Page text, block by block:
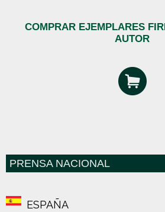
COMPRAR EJEMPLARES
AUTOR
PRENSA NACIONAL
ESPAÑA